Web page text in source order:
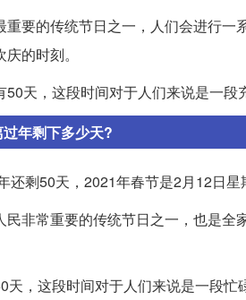
重要的传统节日之一，人们会进行
的时刻。
50天，这段时间对于人们来说是一段
年剩下多少天?
还剩50天，2021年春节是2月12日星
民非常重要的传统节日之一，也是全
天，这段时间对于人们来说是一段